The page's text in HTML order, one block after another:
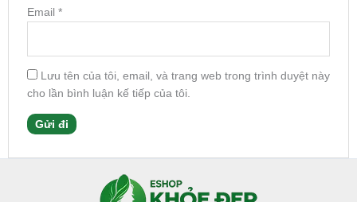
Email *
Lưu tên của tôi, email, và trang web trong trình duyệt này
cho lần bình luận kế tiếp của tôi.